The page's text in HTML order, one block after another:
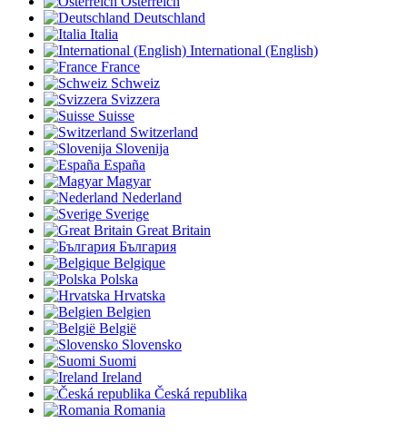
Deutschland
Italia
International (English)
France
Schweiz
Svizzera
Suisse
Switzerland
Slovenija
España
Magyar
Nederland
Sverige
Great Britain
България
Belgique
Polska
Hrvatska
Belgien
België
Slovensko
Suomi
Ireland
Česká republika
Romania